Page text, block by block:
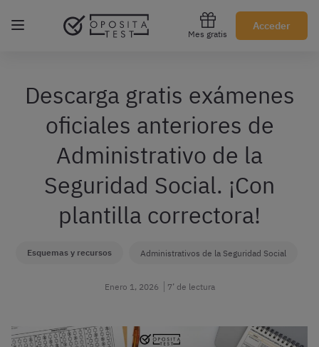
Mes gratis
Acceder
Regístrate gratis
Descarga gratis exámenes
oficiales anteriores de
Administrativo de la
Seguridad Social. ¡Con
plantilla correctora!
Esquemas y recursos Administrativos de la Seguridad Social
Enero 1, 2026 7’ de lectura